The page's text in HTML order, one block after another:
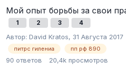
Мой опыт борьбы за свои
1 2 3 4
Автор: David Kratos, 31 Августа 2017
питрс гилениа пп рф 890
90 ответов 20,4k просмотров